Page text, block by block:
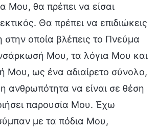
Μου, θα πρέπει να είσαι
Θα πρέπει να επιδιώκεις
στην οποία βλέπεις το Πνεύμα
Μου, τα λόγια Μου και
Μου, ως ένα αδιαίρετο σύνολο,
ανθρωπότητα να είναι σε θέση
παρουσία Μου. Έχω
με τα πόδια Μου,